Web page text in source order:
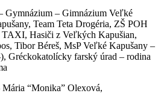
Gymnázium – Gimnázium Veľké
Team Teta Drogéria, ZŠ POH
Hasiči z Veľkých Kapušian,
Tibor Béreš, MsP Veľké Kapušany –
Gréckokatolícky farský úrad – rodina
“Monika” Olexová,